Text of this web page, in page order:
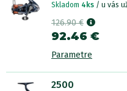
Skladom 4ks / u vás
126.90 €
92.46 €
Parametre
2500